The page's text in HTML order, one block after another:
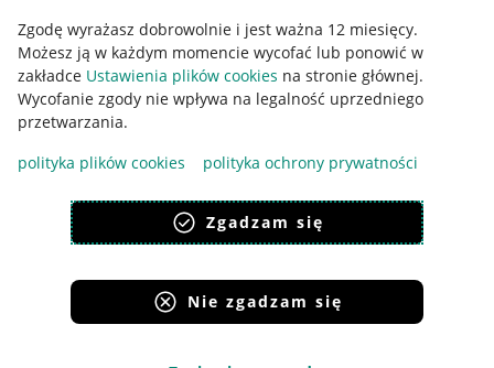
Zgodę wyrażasz dobrowolnie i jest ważna 12 miesięcy.
Możesz ją w każdym momencie wycofać lub ponowić w
zakładce Ustawienia plików cookies na stronie głównej.
Wycofanie zgody nie wpływa na legalność uprzedniego
przetwarzania.
polityka plików cookies
polityka ochrony prywatności
Zgadzam się
Nie zgadzam się
Pobierz aplikację
Korzystanie z serwisu oznacza akceptacjęregulaminu